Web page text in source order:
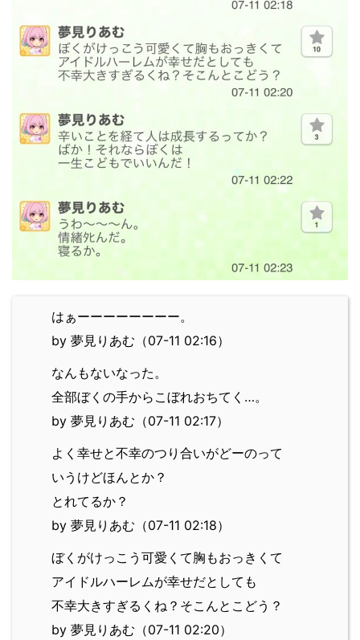
はぁーーーーーーーー。
by 夢見りあむ（07-11 02:16）
なんもないなった。
全部ぼくの手からこぼれおちてく…。
by 夢見りあむ（07-11 02:17）
よく幸せと不幸のつり合いがどーのって
いうけどほんとか？
とれてるか？
by 夢見りあむ（07-11 02:18）
ぼくがけっこう可愛くて胸もおっきくて
アイドルハーレムが幸せだとしても
不幸大きすぎるくね？そこんとこどう？
by 夢見りあむ（07-11 02:20）